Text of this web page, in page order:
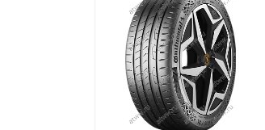
Laufenn Z-
Laufenn Z-
Laufenn Z-
Laufenn Z-